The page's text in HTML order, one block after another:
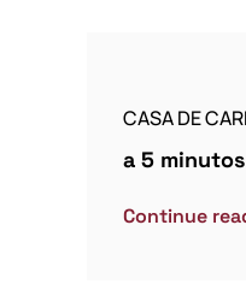
CASA DE
a 5
Continue